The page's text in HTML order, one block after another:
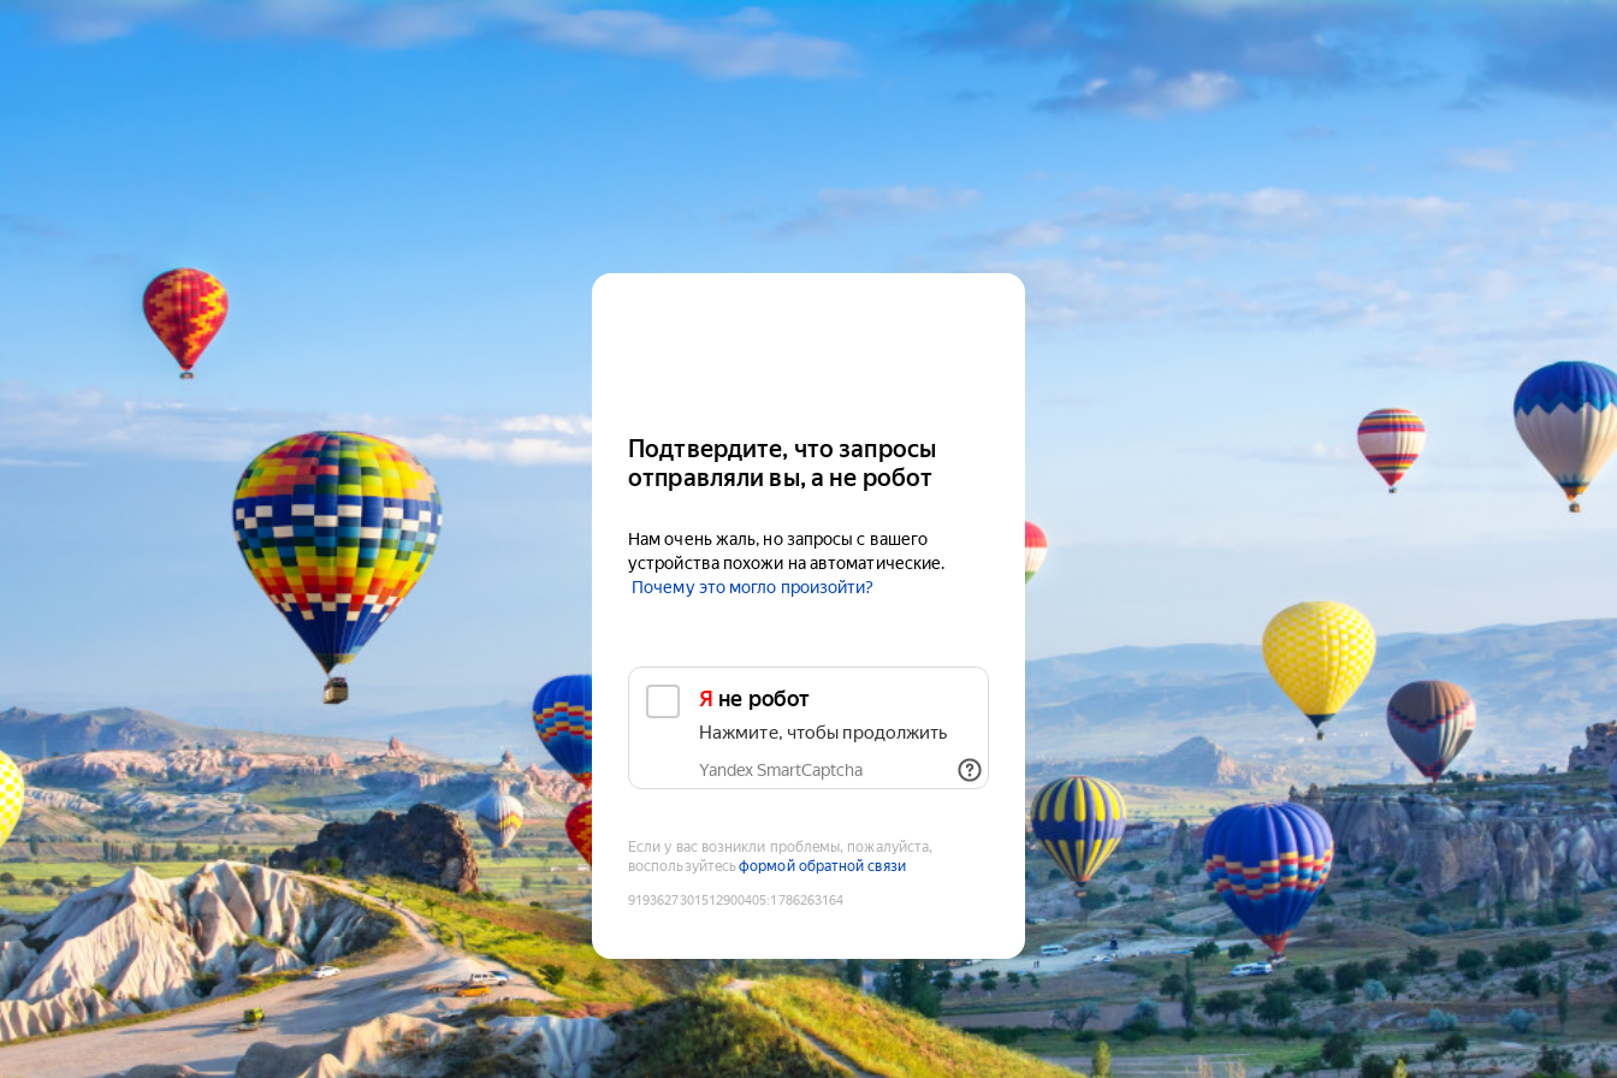
Подтвердите, что запросы
отправляли вы, а не робот
Нам очень жаль, но запросы с вашего
устройства похожи на автоматические.
Почему это могло произойти?
Я не робот
Нажмите, чтобы продолжить
Yandex SmartCaptcha
Если у вас возникли проблемы, пожалуйста,
воспользуйтесьформой обратной связи
9193627301512900405:1786263164